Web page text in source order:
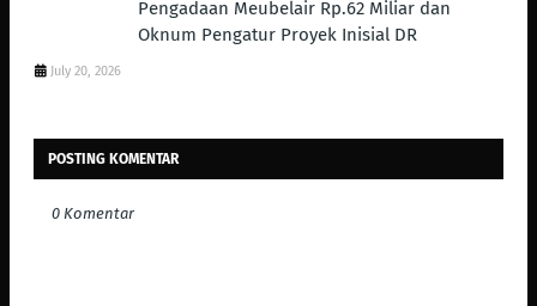
Pengadaan Meubelair Rp.62 Miliar dan
Oknum Pengatur Proyek Inisial DR
July 20, 2026
POSTING KOMENTAR
0 Komentar